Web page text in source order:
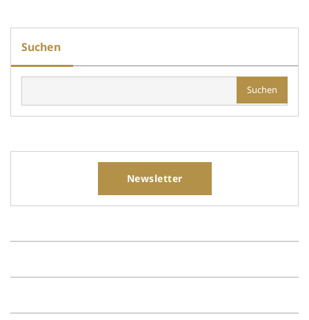
Suchen
Suchen
Newsletter